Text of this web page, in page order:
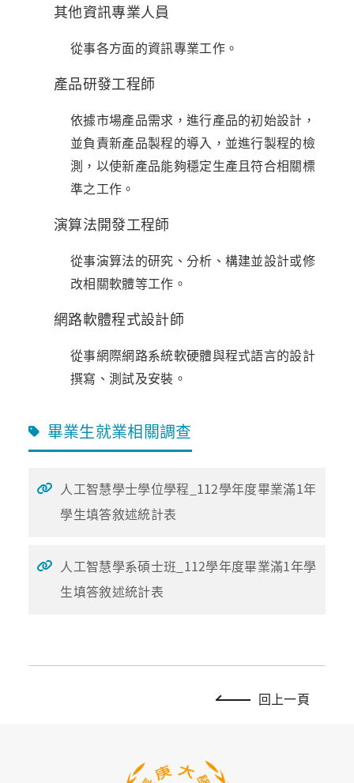
其他資訊專業人員
從事各方面的資訊專業工作。
產品研發工程師
依據市場產品需求，進行產品的初始設計，
並負責新產品製程的導入，並進行製程的檢
測，以使新產品能夠穩定生產且符合相關標
準之工作。
演算法開發工程師
從事演算法的研究、分析、構建並設計或修
改相關軟體等工作。
網路軟體程式設計師
從事網際網路系統軟硬體與程式語言的設計
撰寫、測試及安裝。
畢業生就業相關調查
人工智慧學士學位學程_112學年度畢業滿1年
學生填答敘述統計表
人工智慧學系碩士班_112學年度畢業滿1年學
生填答敘述統計表
回上一頁